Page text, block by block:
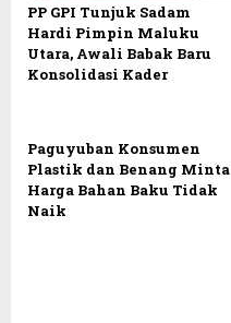
PP GPI Tunjuk Sadam
Hardi Pimpin Maluku
Utara, Awali Babak Baru
Konsolidasi Kader
Paguyuban Konsumen
Plastik dan Benang Minta
Harga Bahan Baku Tidak
Naik